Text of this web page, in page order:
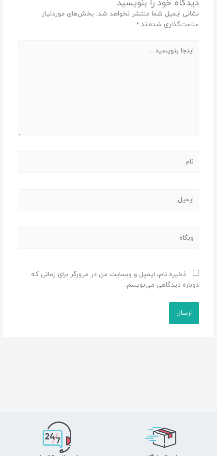
دیدگاه‌ خود را بنویسید
نشانی ایمیل شما منتشر نخواهد شد. بخش‌های موردنیاز
علامت‌گذاری شده‌اند *
بنویسید…
ذخیره نام، ایمیل و وبسایت من در مرورگر برای زمانی که
دوباره دیدگاهی می‌نویسم.